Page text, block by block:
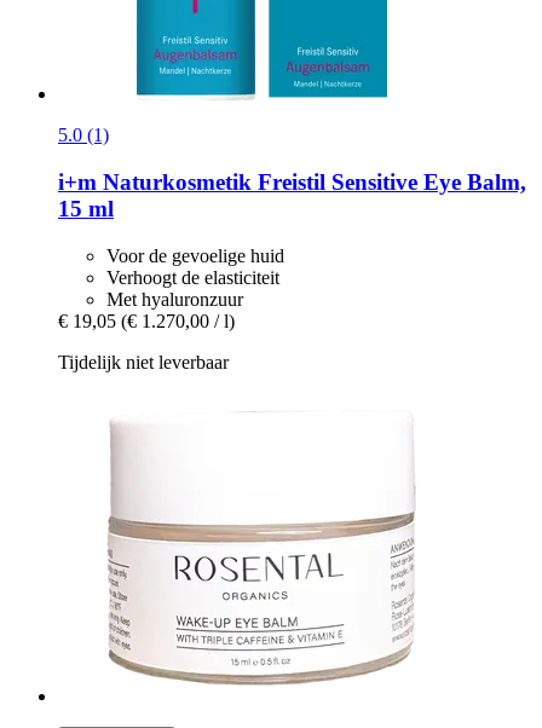
5.0 (1)
i+m Naturkosmetik Freistil Sensitive Eye Balm,
15 ml
Voor de gevoelige huid
Verhoogt de elasticiteit
Met hyaluronzuur
€ 19,05 (€ 1.270,00 / l)
Tijdelijk niet leverbaar